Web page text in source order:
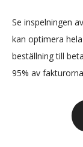
Se inspelningen
kan optimera
beställning till
95% av